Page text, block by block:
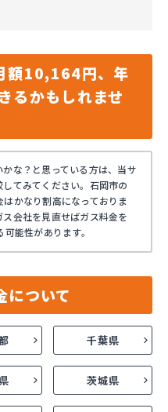
額10,164円、年
るかもしれませ
な？と思っている方は、当サ
てみてください。石岡市の
かなり割高になっておりま
会社を見直せばガス料金を
能性があります。
について
千葉県
茨城県